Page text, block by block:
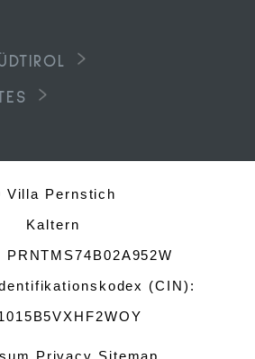
Villa Pernstich
Kaltern
PRNTMS74B02A952W
(CIN):
Privacy Sitemap